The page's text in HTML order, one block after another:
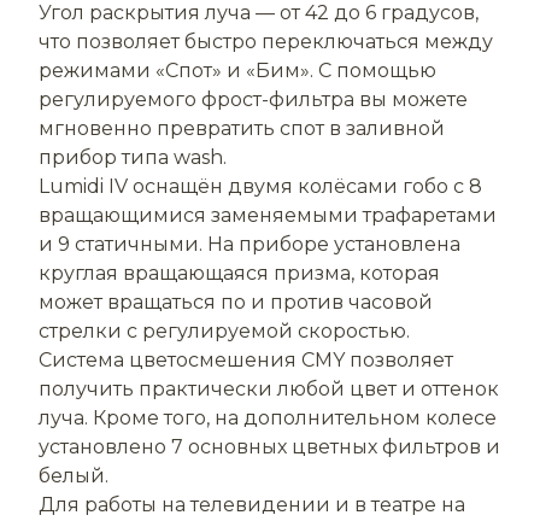
Угол раскрытия луча — от 42 до 6 градусов,
что позволяет быстро переключаться между
режимами «Спот» и «Бим». С помощью
регулируемого фрост-фильтра вы можете
мгновенно превратить спот в заливной
прибор типа wash.
Lumidi IV оснащён двумя колёсами гобо с 8
вращающимися заменяемыми трафаретами
и 9 статичными. На приборе установлена
круглая вращающаяся призма, которая
может вращаться по и против часовой
стрелки с регулируемой скоростью.
Система цветосмешения CMY позволяет
получить практически любой цвет и оттенок
луча. Кроме того, на дополнительном колесе
установлено 7 основных цветных фильтров и
белый.
Для работы на телевидении и в театре на